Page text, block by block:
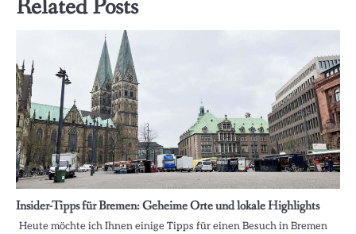
Related Posts
Insider-Tipps für Bremen: Geheime Orte und lokale Highlights
Heute möchte ich Ihnen einige Tipps für einen Besuch in Bremen